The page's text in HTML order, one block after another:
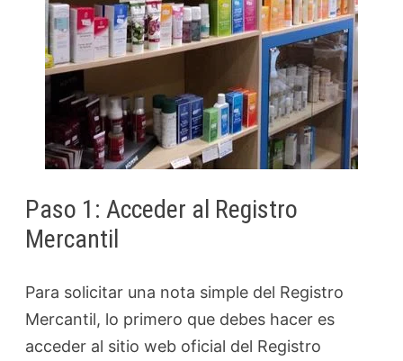
Paso 1: Acceder al Registro
Mercantil
Para solicitar una nota simple del Registro
Mercantil, lo primero que debes hacer es
acceder al sitio web oficial del Registro